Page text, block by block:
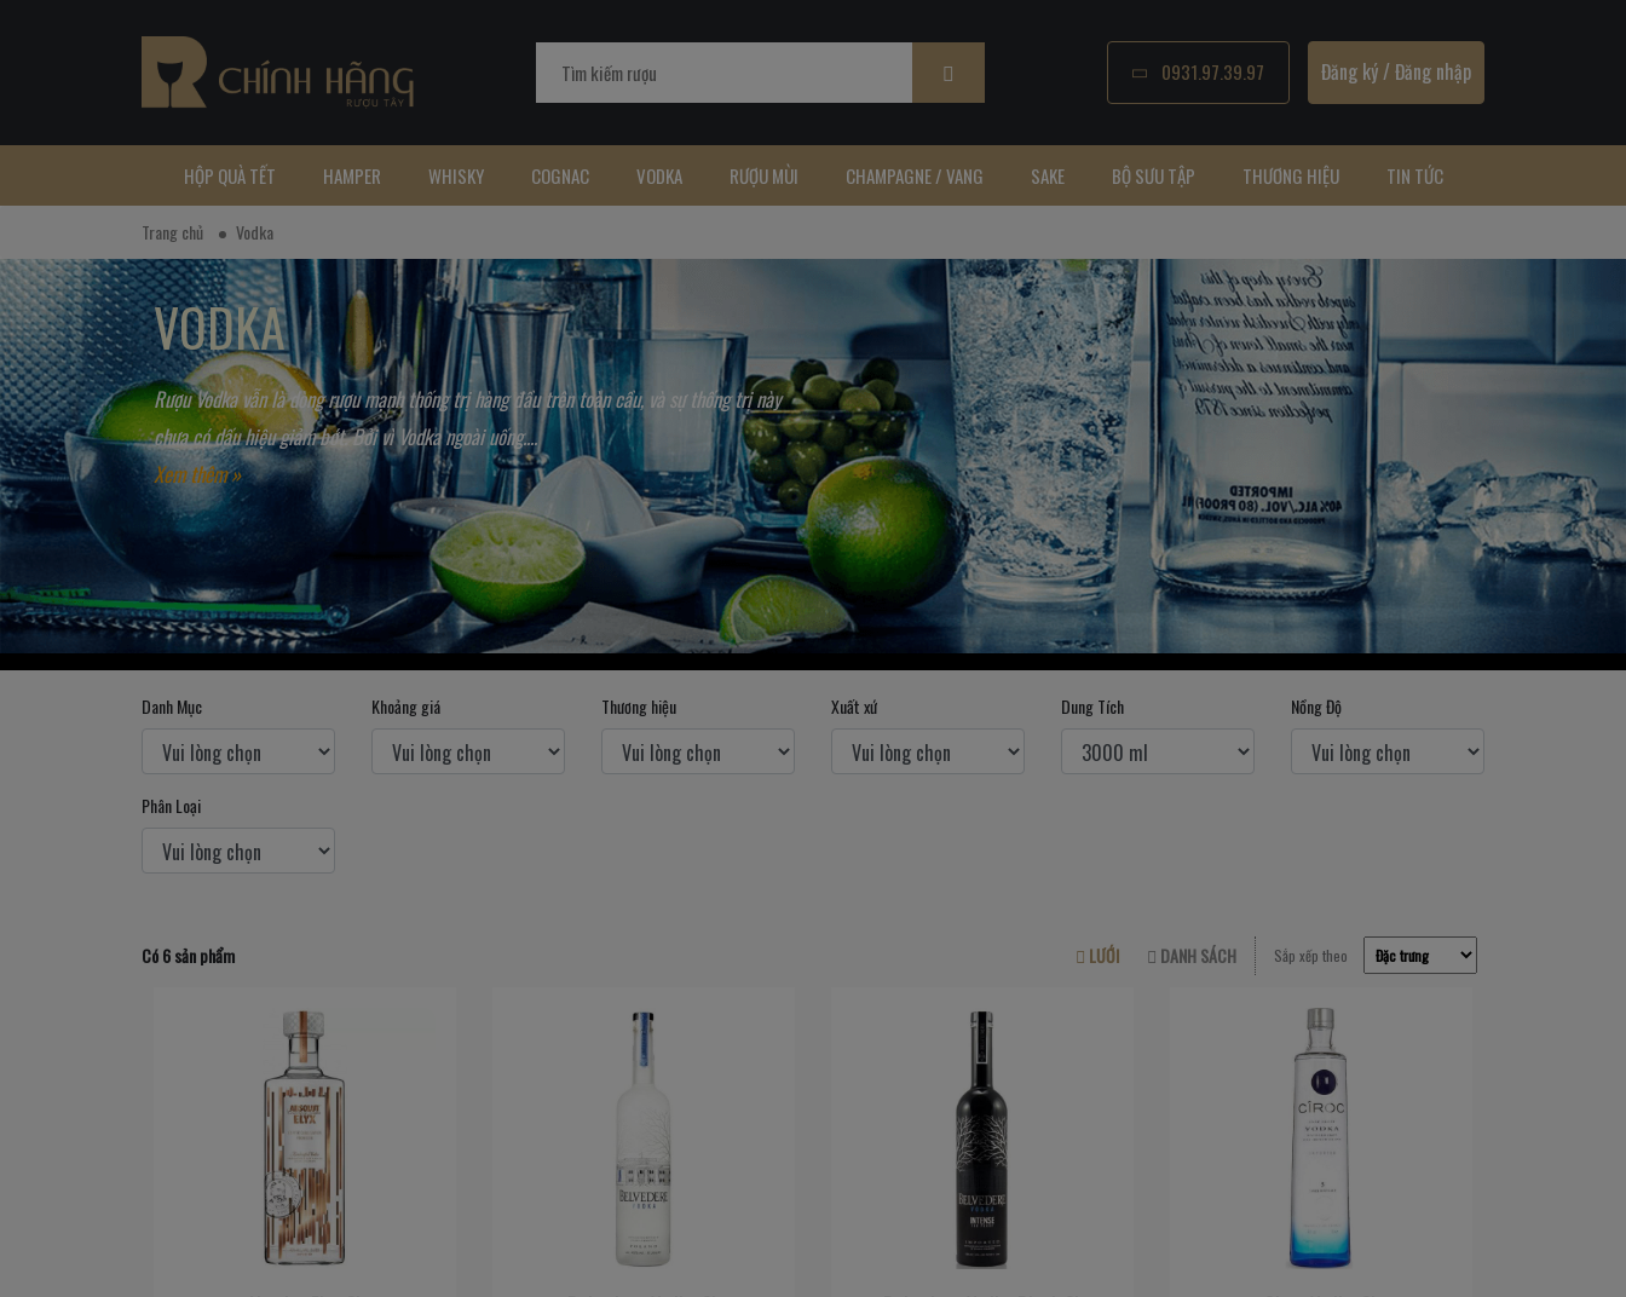
0931.97.39.97 Đăng ký/ Đăng nhập
HỘP QUÀ TẾT HAMPER WHISKY COGNAC VODKA RƯỢU MÙI CHAMPAGNE / VANG SAKE BỘ SƯU TẬP THƯƠNG HIỆU TIN TỨC
Trang chủ Vodka
VODKA
Rượu Vodka vẫn là dòng rượu mạnh thống trị hàng đầu trên toàn cầu, và sự thống trị này
chưa có dấu hiệu giảm bớt. Bởi vì Vodka ngoài uống....
Xem thêm »
Danh Mục Khoảng giá Thương hiệu Xuất xứ Dung Tích Nồng Độ
Phân Loại
Có 6 sản phẩm LƯỚI DANH SÁCH Sắp xếp theo